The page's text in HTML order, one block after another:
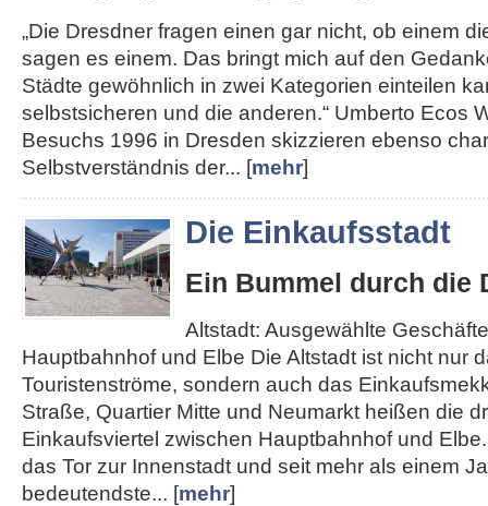
„Die Dresdner fragen einen gar nicht, ob einem
sagen es einem. Das bringt mich auf den
Städte gewöhnlich in zwei Kategorien einteilen
selbstsicheren und die anderen.“ Umberto Ecos
Besuchs 1996 in Dresden skizzieren ebenso
Selbstverständnis der... [mehr]
Die Einkaufsstadt
Ein Bummel durch die
Altstadt: Ausgewählte
Hauptbahnhof und Elbe Die Altstadt ist nicht nur
Touristenströme, sondern auch das
Straße, Quartier Mitte und Neumarkt heißen die
Einkaufsviertel zwischen Hauptbahnhof und
das Tor zur Innenstadt und seit mehr als einem
bedeutendste... [mehr]